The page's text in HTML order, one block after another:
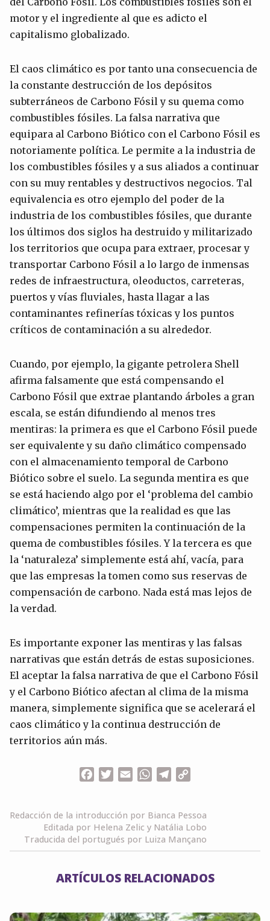
motor y el ingrediente al que es adicto el
capitalismo globalizado.
El caos climático es por tanto una consecuencia de
la constante destrucción de los depósitos
subterráneos de Carbono Fósil y su quema como
combustibles fósiles. La falsa narrativa que
equipara al Carbono Biótico con el Carbono Fósil es
notoriamente política. Le permite a la industria de
los combustibles fósiles y a sus aliados a continuar
con su muy rentables y destructivos negocios. Tal
equivalencia es otro ejemplo del poder de la
industria de los combustibles fósiles, que durante
los últimos dos siglos ha destruido y militarizado
los territorios que ocupa para extraer, procesar y
transportar Carbono Fósil a lo largo de inmensas
redes de infraestructura, oleoductos, carreteras,
puertos y vías fluviales, hasta llagar a las
contaminantes refinerías tóxicas y los puntos
críticos de contaminación a su alrededor.
Cuando, por ejemplo, la gigante petrolera Shell
afirma falsamente que está compensando el
Carbono Fósil que extrae plantando árboles a gran
escala, se están difundiendo al menos tres
mentiras: la primera es que el Carbono Fósil puede
ser equivalente y su daño climático compensado
con el almacenamiento temporal de Carbono
Biótico sobre el suelo. La segunda mentira es que
se está haciendo algo por el ‘problema del cambio
climático’, mientras que la realidad es que las
compensaciones permiten la continuación de la
quema de combustibles fósiles. Y la tercera es que
la ‘naturaleza’ simplemente está ahí, vacía, para
que las empresas la tomen como sus reservas de
compensación de carbono. Nada está mas lejos de
la verdad.
Es importante exponer las mentiras y las falsas
narrativas que están detrás de estas suposiciones.
El aceptar la falsa narrativa de que el Carbono Fósil
y el Carbono Biótico afectan al clima de la misma
manera, simplemente significa que se acelerará el
caos climático y la continua destrucción de
territorios aún más.
FacebookTwitterEmailWhatsApp
Telegram
Redacción de la introducción por Bianca Pessoa
Editada por Helena Zelic y Natália Lobo
Traducida del portugués por Luiza Mançano
ARTÍCULOS RELACIONADOS